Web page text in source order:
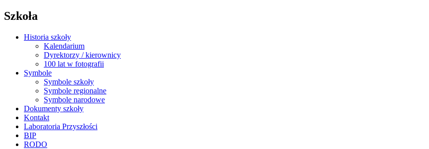
Szkoła
Historia szkoły
Kalendarium
Dyrektorzy / kierownicy
100 lat w fotografii
Symbole
Symbole szkoły
Symbole regionalne
Symbole narodowe
Dokumenty szkoły
Kontakt
Laboratoria Przyszłości
BIP
RODO